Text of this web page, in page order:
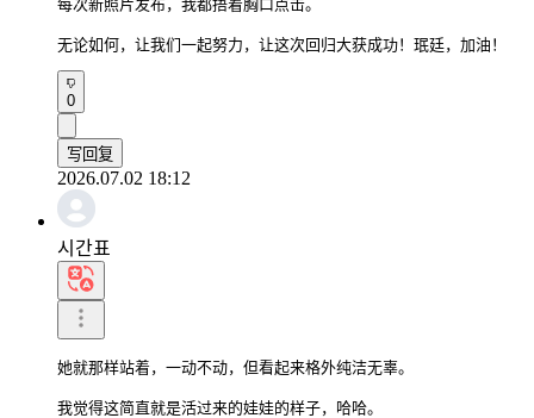
每次新照片发布，我都捂着胸口点击。
无论如何，让我们一起努力，让这次回归大获成功！珉廷，加油！
0
写回复
2026.07.02 18:12
시간표
她就那样站着，一动不动，但看起来格外纯洁无辜。
我觉得这简直就是活过来的娃娃的样子，哈哈。